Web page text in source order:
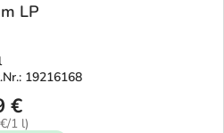
LP
19216168
€
1 l)